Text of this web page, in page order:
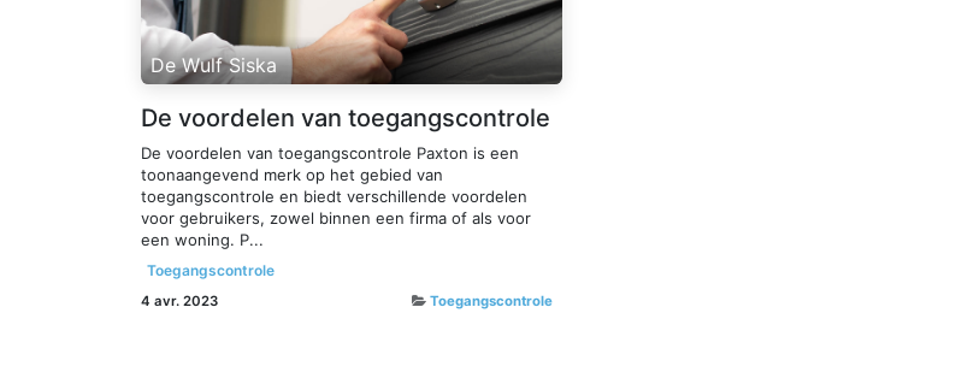
De Wulf Siska
De voordelen van toegangscontrole
De voordelen van toegangscontrole Paxton is een
toonaangevend merk op het gebied van
toegangscontrole en biedt verschillende voordelen
voor gebruikers, zowel binnen een firma of als voor
een woning. P...
Toegangscontrole
4 avr. 2023 Toegangscontrole